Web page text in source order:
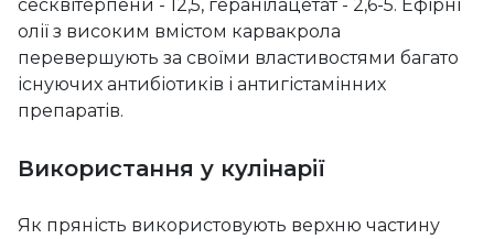
сесквітерпени - 12,5, геранілацетат - 2,6-5. Ефірні
олії з високим вмістом карвакрола
перевершують за своїми властивостями багато
існуючих антибіотиків і антигістамінних
препаратів.
Використання у кулінарії
Як пряність використовують верхню частину